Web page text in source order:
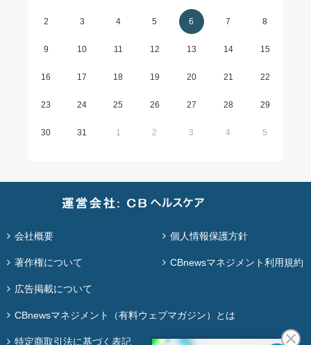
2 3 4 5 6 7 8
9 10 11 12 13 14 15
16 17 18 19 20 21 22
23 24 25 26 27 28 29
30 31 1 2 3 4 5
会社概要 個人情報保護方針
著作権について CBnewsマネジメント利用規約
広告掲載について
CBnewsマネジメント（有料ウェブマガジン）とは
特定商取引法に基づく表記